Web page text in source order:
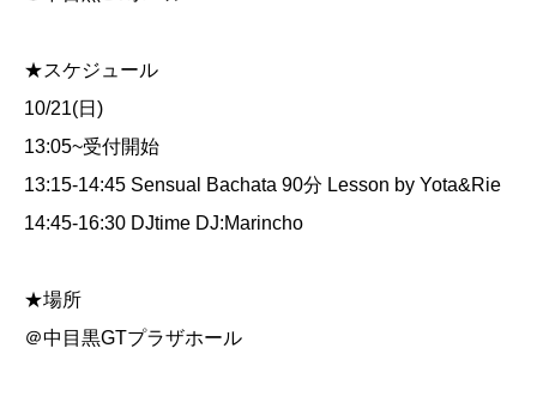
★スケジュール
10/21(日)
13:05~受付開始
13:15-14:45 Sensual Bachata 90分 Lesson by Yota&Rie
14:45-16:30 DJtime DJ:Marincho
★場所
＠中目黒GTプラザホール